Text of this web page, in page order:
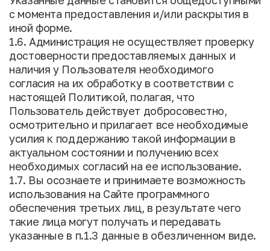
с момента предоставления и/или раскрытия в
иной форме.
1.6. Администрация не осуществляет проверку
достоверности предоставляемых данных и
наличия у Пользователя необходимого
согласия на их обработку в соответствии с
настоящей Политикой, полагая, что
Пользователь действует добросовестно,
осмотрительно и прилагает все необходимые
усилия к поддержанию такой информации в
актуальном состоянии и получению всех
необходимых согласий на ее использование.
1.7. Вы осознаете и принимаете возможность
использования на Сайте программного
обеспечения третьих лиц, в результате чего
такие лица могут получать и передавать
указанные в п.1.3 данные в обезличенном виде.